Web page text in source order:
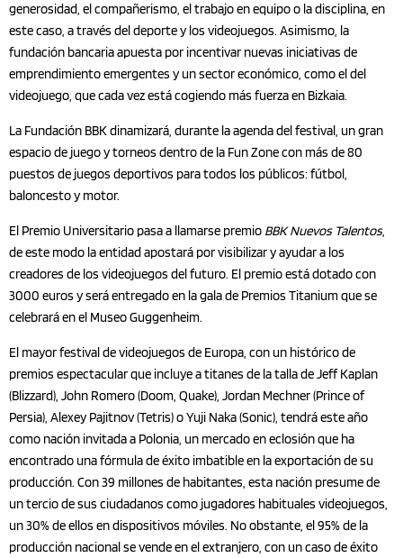
generosidad, el compañerismo, el trabajo en equipo o la disciplina, en
este caso, a través del deporte y los videojuegos. Asimismo, la
fundación bancaria apuesta por incentivar nuevas iniciativas de
emprendimiento emergentes y un sector económico, como el del
videojuego, que cada vez está cogiendo más fuerza en Bizkaia.
La Fundación BBK dinamizará, durante la agenda del festival, un gran
espacio de juego y torneos dentro de la Fun Zone con más de 80
puestos de juegos deportivos para todos los públicos: fútbol,
baloncesto y motor.
El Premio Universitario pasa a llamarse premio BBK Nuevos Talentos,
de este modo la entidad apostará por visibilizar y ayudar a los
creadores de los videojuegos del futuro. El premio está dotado con
3000 euros y será entregado en la gala de Premios Titanium que se
celebrará en el Museo Guggenheim.
El mayor festival de videojuegos de Europa, con un histórico de
premios espectacular que incluye a titanes de la talla de Jeff Kaplan
(Blizzard), John Romero (Doom, Quake), Jordan Mechner (Prince of
Persia), Alexey Pajitnov (Tetris) o Yuji Naka (Sonic), tendrá este año
como nación invitada a Polonia, un mercado en eclosión que ha
encontrado una fórmula de éxito imbatible en la exportación de su
producción. Con 39 millones de habitantes, esta nación presume de
un tercio de sus ciudadanos como jugadores habituales videojuegos,
un 30% de ellos en dispositivos móviles. No obstante, el 95% de la
producción nacional se vende en el extranjero, con un caso de éxito